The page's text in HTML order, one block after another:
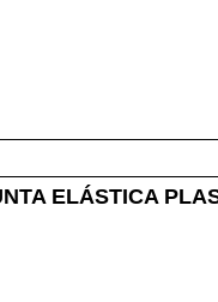
ELÁSTICA